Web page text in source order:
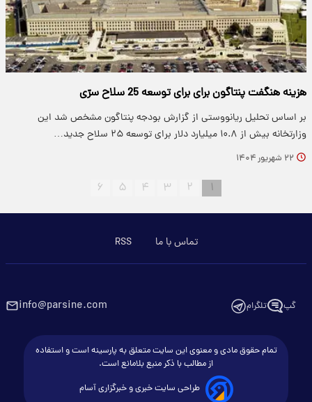
هزینه هنگفت پنتاگون برای برای توسعه 25 سلاح سرّی
بر اساس تحلیل ریانووستی از گزارش بودجه پنتاگون مشخص شد این
وزارتخانه بیش از ۱۰.۸ میلیارد دلار برای توسعه ۲۵ سلاح جدید…
۲۲ شهریور ۱۴۰۴
۱ ۲ ۳ ۴ ۵ ۶
تماس با ما RSS
گپ تلگرام info@parsine.com
تمام حقوق مادی و معنوی این سایت متعلق به پارسینه است و استفاده
از مطالب با ذکر منبع بلامانع است.
طراحی سایت خبری و خبرگزاری آسام